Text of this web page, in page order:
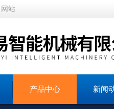
站
产品中心 新闻